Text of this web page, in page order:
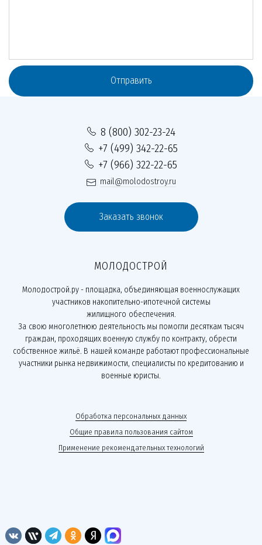
Отправить
8 (800) 302-23-24
+7 (499) 342-22-65
+7 (966) 322-22-65
mail@molodostroy.ru
Заказать звонок
МОЛОДОСТРОЙ
Молодострой.ру - площадка, объединяющая военнослужащих
участников накопительно-ипотечной системы
жилищного обеспечения.
За свою многолетнюю деятельность мы помогли десяткам тысяч
граждан, проходящих военную службу по контракту, обрести
собственное жильё. В нашей команде работают профессиональные
участники рынка недвижимости, специалисты по кредитованию и
военные юристы.
Обработка персональных данных
Общие правила пользования сайтом
Применение рекомендательных технологий